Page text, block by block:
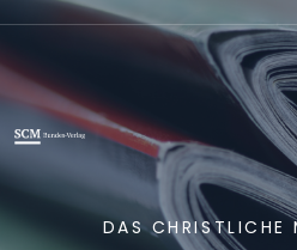
DAS CHRISTLICHE